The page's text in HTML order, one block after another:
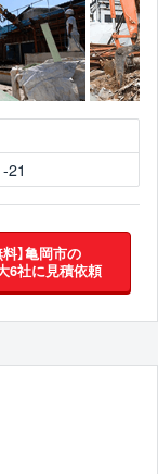
21
料】亀岡市の
6社に見積依頼